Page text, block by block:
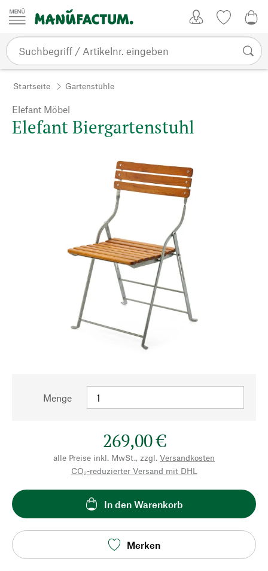
Zum Inhalt springen
Startseite Gartenstühle
Elefant Möbel
Elefant Biergartenstuhl
Menge
269,00 €
alle Preise inkl. MwSt., zzgl. Versandkosten
CO₂-reduzierter Versand mit DHL
In den Warenkorb
Merken